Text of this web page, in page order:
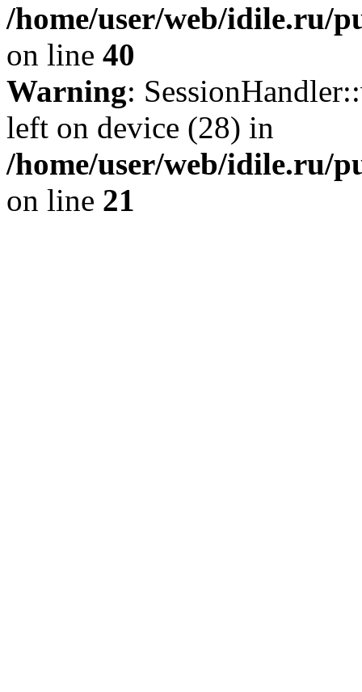
/home/user/web/idile.ru/
on line 40
Warning:
left on device (28) in
/home/user/web/idile.ru/
on line 21